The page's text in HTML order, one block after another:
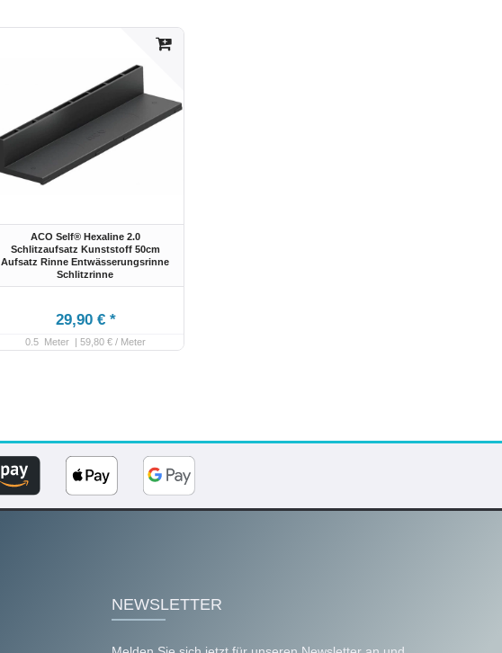
ACO Self® Hexaline 2.0
Schlitzaufsatz Kunststoff 50cm
Aufsatz Rinne Entwässerungsrinne
Schlitzrinne
29,90 € *
0.5 Meter | 59,80 € / Meter
NEWSLETTER